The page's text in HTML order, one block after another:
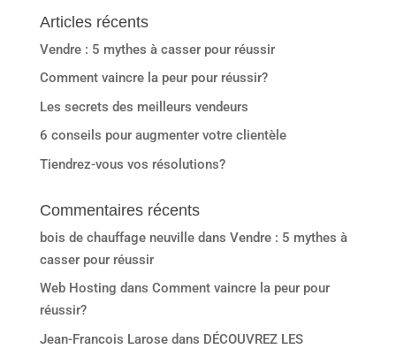
Articles récents
Vendre : 5 mythes à casser pour réussir
Comment vaincre la peur pour réussir?
Les secrets des meilleurs vendeurs
6 conseils pour augmenter votre clientèle
Tiendrez-vous vos résolutions?
Commentaires récents
bois de chauffage neuvilledans Vendre : 5 mythes à
casser pour réussir
Web Hosting dans Comment vaincre la peur pour
réussir?
Jean-Francois Larosedans DÉCOUVREZ LES